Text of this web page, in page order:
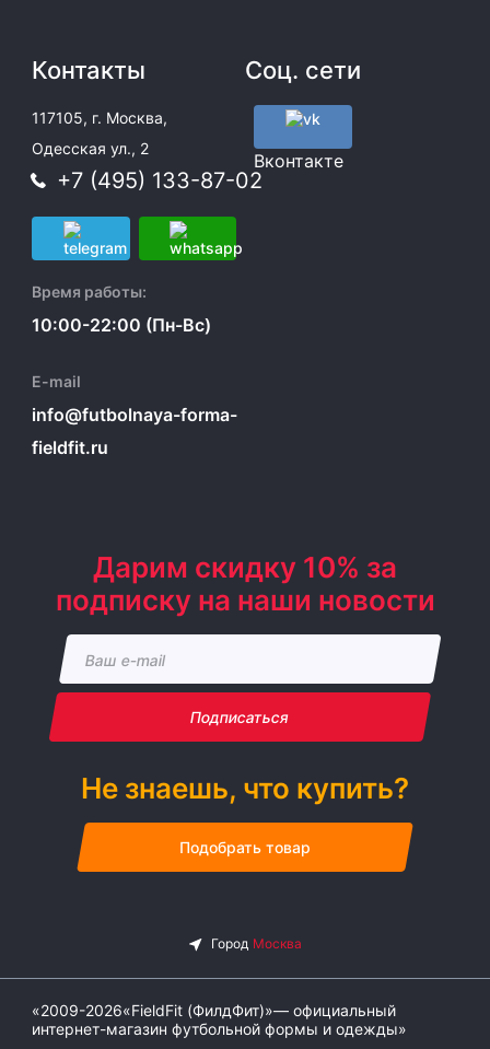
Контакты
117105, г. Москва,
Одесская ул., 2
+7 (495) 133-87-02
Время работы:
10:00-22:00 (Пн-Вс)
E-mail
info@futbolnaya-forma-
fieldfit.ru
Соц. сети
Вконтакте
Дарим скидку 10% за
подписку на наши новости
Подписаться
Не знаешь, что купить?
Подобрать товар
«2009-2026«FieldFit (ФилдФит)»— официальный
интернет-магазин футбольной формы и одежды»